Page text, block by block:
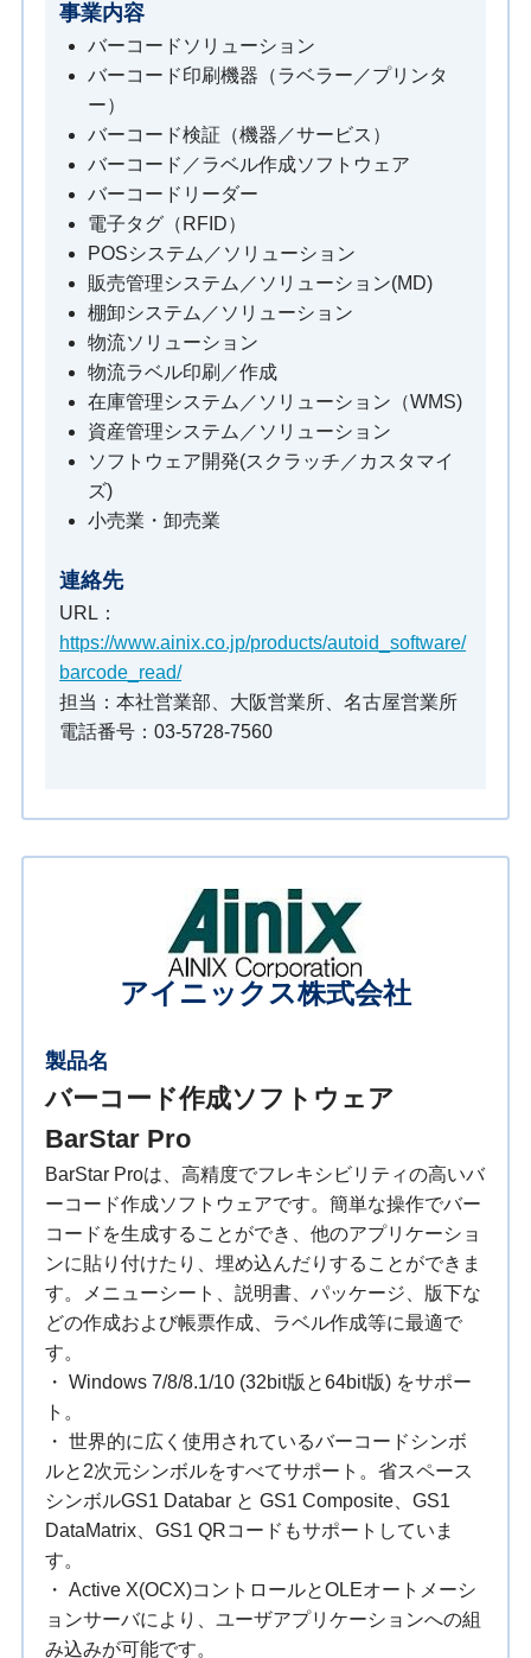
事業内容
バーコードソリューション
バーコード印刷機器（ラベラー／プリンタ
ー）
バーコード検証（機器／サービス）
バーコード／ラベル作成ソフトウェア
バーコードリーダー
電子タグ（RFID）
POSシステム／ソリューション
販売管理システム／ソリューション(MD)
棚卸システム／ソリューション
物流ソリューション
物流ラベル印刷／作成
在庫管理システム／ソリューション（WMS)
資産管理システム／ソリューション
ソフトウェア開発(スクラッチ／カスタマイ
ズ)
小売業・卸売業
連絡先
URL：
https://www.ainix.co.jp/products/autoid_software/
barcode_read/
担当：本社営業部、大阪営業所、名古屋営業所
電話番号：03-5728-7560
アイニックス株式会社
製品名
バーコード作成ソフトウェア
BarStar Pro
BarStar Proは、高精度でフレキシビリティの高いバ
ーコード作成ソフトウェアです。簡単な操作でバー
コードを生成することができ、他のアプリケーショ
ンに貼り付けたり、埋め込んだりすることができま
す。メニューシート、説明書、パッケージ、版下な
どの作成および帳票作成、ラベル作成等に最適で
す。
・ Windows 7/8/8.1/10 (32bit版と64bit版) をサポー
ト。
・ 世界的に広く使用されているバーコードシンボ
ルと2次元シンボルをすべてサポート。省スペース
シンボルGS1 Databar と GS1 Composite、GS1
DataMatrix、GS1 QRコードもサポートしていま
す。
・ Active X(OCX)コントロールとOLEオートメーシ
ョンサーバにより、ユーザアプリケーションへの組
み込みが可能です。